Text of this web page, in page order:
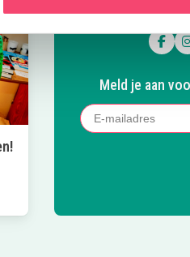
Volg
Volg
Meld je aan